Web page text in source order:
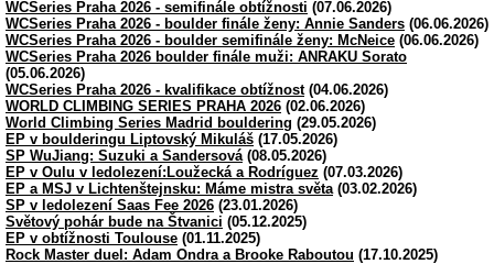
WCSeries Praha 2026 - semifinále obtížnosti (07.06.2026)
WCSeries Praha 2026 - boulder finále ženy: Annie Sanders (06.06.2026)
WCSeries Praha 2026 - boulder semifinále ženy: McNeice (06.06.2026)
WCSeries Praha 2026 boulder finále muži: ANRAKU Sorato
(05.06.2026)
WCSeries Praha 2026 - kvalifikace obtížnost(04.06.2026)
WORLD CLIMBING SERIES PRAHA 2026 (02.06.2026)
World Climbing Series Madrid bouldering (29.05.2026)
EP v boulderingu Liptovský Mikuláš (17.05.2026)
SP WuJiang: Suzuki a Sandersová(08.05.2026)
EP v Oulu v ledolezení:Loužecká a Rodríguez (07.03.2026)
EP a MSJ v Lichtenštejnsku: Máme mistra světa(03.02.2026)
SP v ledolezení Saas Fee 2026 (23.01.2026)
Světový pohár bude na Štvanici (05.12.2025)
EP v obtížnosti Toulouse (01.11.2025)
Rock Master duel: Adam Ondra a Brooke Raboutou (17.10.2025)